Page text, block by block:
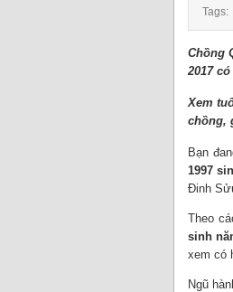
Tags:
Chồng
2017
Xem
chồng,
Bạn
1997
Đinh
Theo
sinh
xem có
Ngũ